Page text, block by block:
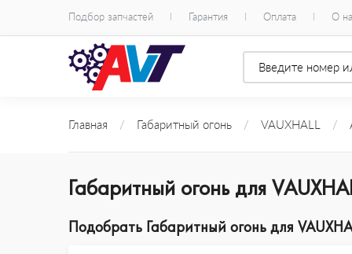
Подбор запчастей Гарантия Оплата О
Главная / Габаритный огонь / VAUXHALL /
Габаритный огонь для
Подобрать Габаритный огонь для